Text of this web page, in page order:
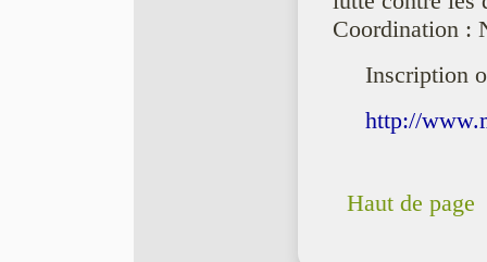
Coordination :
Inscription
http://
Haut de page